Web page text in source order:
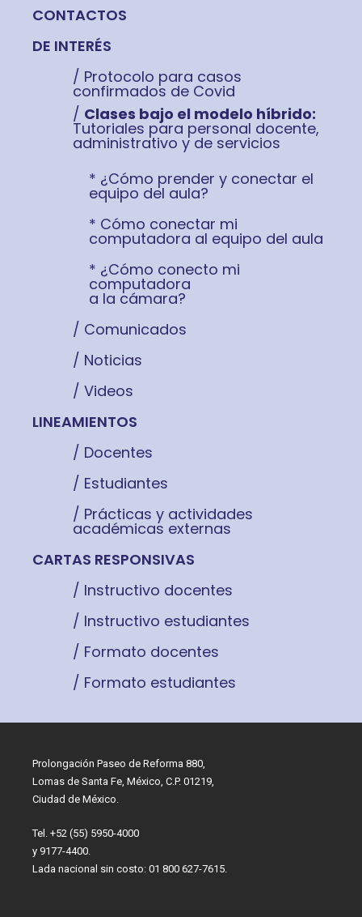
CONTACTOS
DE INTERÉS
/ Protocolo para casos
confirmados de Covid
/ Clases bajo el modelo híbrido:
Tutoriales para personal docente,
administrativo y de servicios
* ¿Cómo prender y conectar el
equipo del aula?
* Cómo conectar mi
computadora al equipo del aula
* ¿Cómo conecto mi
computadora
a la cámara?
/ Comunicados
/ Noticias
/ Videos
LINEAMIENTOS
/ Docentes
/ Estudiantes
/ Prácticas y actividades
académicas externas
CARTAS RESPONSIVAS
/ Instructivo docentes
/ Instructivo estudiantes
/ Formato docentes
/ Formato estudiantes
Prolongación Paseo de Reforma 880,
Lomas de Santa Fe, México, C.P. 01219,
Ciudad de México.
Tel. +52 (55) 5950-4000
y 9177-4400.
Lada nacional sin costo: 01 800 627-7615.